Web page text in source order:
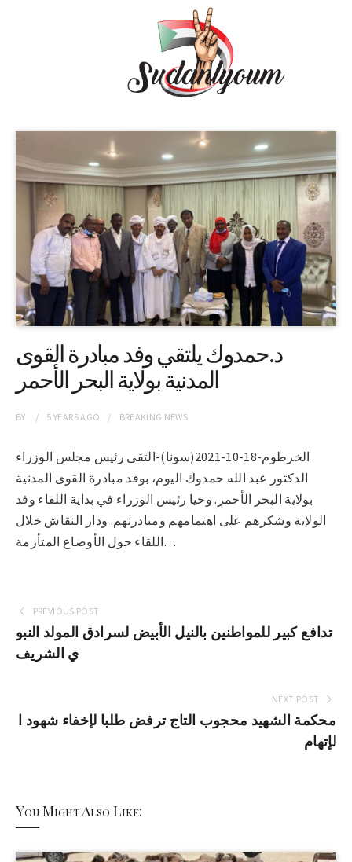
د.حمدوك يلتقي وفد مبادرة القوى
المدنية بولاية البحر الأحمر
BY 5 YEARSAGO BREAKING NEWS
الخرطوم-18-10-2021(سونا)-التقى رئيس مجلس الوزراء
الدكتور عبد الله حمدوك اليوم، بوفد مبادرة القوى المدنية
بولاية البحر الأحمر. وحيا رئيس الوزراء في بداية اللقاء وفد
الولاية وشكرهم على اهتمامهم ومبادرتهم. ودار النقاش خلال
اللقاء حول الأوضاع المتأزمة…
PREVIOUS POST
تدافع كبير للمواطنين بالنيل الأبيض لسرادق المولد النبو
ي الشريف
NEXT POST
محكمة الشهيد محجوب التاج ترفض طلبا لإخفاء شهود ا
لإتهام
You Might Also Like: